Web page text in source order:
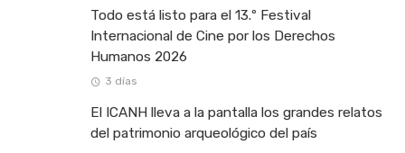
Todo está listo para el 13.º Festival
Internacional de Cine por los Derechos
Humanos 2026
3 días
El ICANH lleva a la pantalla los grandes relatos
del patrimonio arqueológico del país